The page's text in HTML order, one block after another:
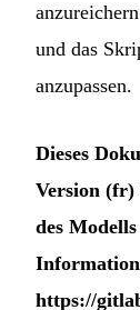
und das
anzupassen.
Dieses
Version (fr)
des
https://